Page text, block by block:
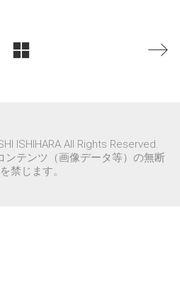
ISHIHARA All Rights Reserved.
ンテンツ（画像データ等）の無断
禁じます。